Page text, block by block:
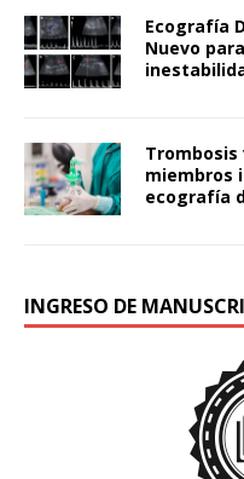
Ecografía
Nuevo
Trombosis
miembros
ecografía
INGRESO DE